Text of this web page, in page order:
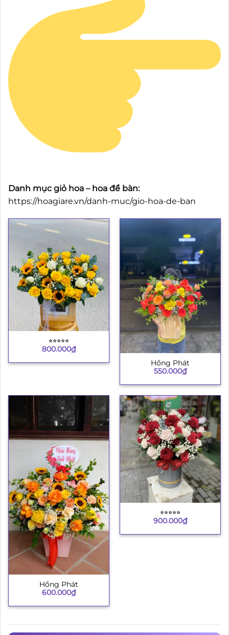
Danh mục giỏ hoa – hoa để bàn:
https://hoagiare.vn/danh-muc/gio-hoa-de-ban
⭐︎⭐︎⭐︎⭐︎⭐︎
800.000₫
Hồng Phát
550.000₫
Hồng Phát
600.000₫
⭐︎⭐︎⭐︎⭐︎⭐︎
900.000₫